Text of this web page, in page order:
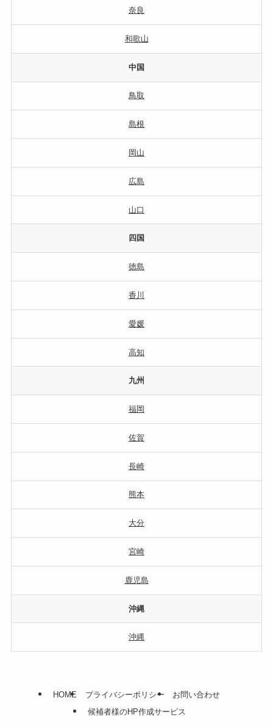
奈良
和歌山
中国
鳥取
島根
岡山
広島
山口
四国
徳島
香川
愛媛
高知
九州
福岡
佐賀
長崎
熊本
大分
宮崎
鹿児島
沖縄
沖縄
HOME プライバシーポリシー
お問い合わせ
候補者様のHP作成サービス